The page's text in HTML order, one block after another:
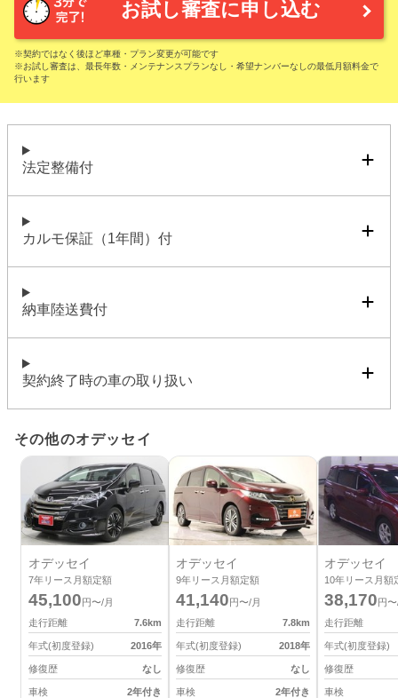
お試し審査に申し込む
※契約ではなく後ほど車種・プラン変更が可能です
※お試し審査は、最長年数・メンテナンスプランなし・希望ナンバーなしの最低月額料金で
行います
法定整備付
カルモ保証（1年間）付
納車陸送費付
契約終了時の車の取り扱い
その他のオデッセイ
オデッセイ
7年リース月額定額
45,100円〜/月
走行距離
7.6km
年式(初度登録) 2016年
修復歴 なし
車検 2年付き
オデッセイ
9年リース月額定額
41,140円〜/月
走行距離
7.8km
年式(初度登録) 2018年
修復歴 なし
車検 2年付き
オデッセイ
10年リース月額
38,170円
走行距離
年式(初度登録)
修復歴
車検